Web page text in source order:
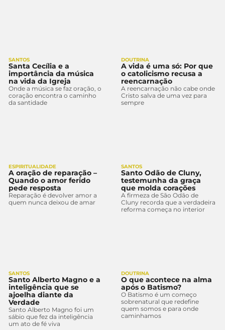
SANTOS
Santa Cecília e a
importância da música
na vida da Igreja
Onde a música se faz oração, o
coração encontra o caminho
da santidade
DOUTRINA
A vida é uma só: Por que
o catolicismo recusa a
reencarnação
A reencarnação não cabe onde
Cristo salva de uma vez para
sempre
ESPIRITUALIDADE
A oração de reparação –
Quando o amor ferido
pede resposta
Reparação é devolver amor a
quem nunca deixou de amar
SANTOS
Santo Odão de Cluny,
testemunha da graça
que molda corações
A firmeza de São Odão de
Cluny recorda que a verdadeira
reforma começa no interior
SANTOS
Santo Alberto Magno e a
inteligência que se
ajoelha diante da
Verdade
Santo Alberto Magno foi um
sábio que fez da inteligência
um ato de fé viva
DOUTRINA
O que acontece na alma
após o Batismo?
O Batismo é um começo
sobrenatural que redefine
quem somos e para onde
caminhamos